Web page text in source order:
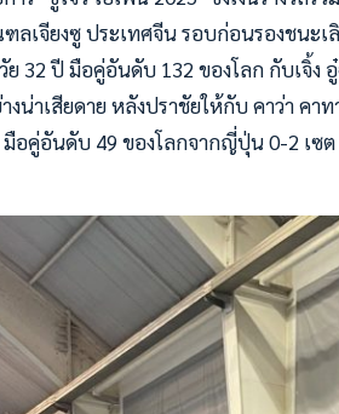
ลเจียงซู ประเทศจีน รอบก่อนรองชนะ
32 ปี มือคู่อันดับ 132 ของโลก กับเจิ้ง
น่าเสียดาย หลังปราชัยให้กับ คาว่า คา
อคู่อันดับ 49 ของโลกจากญี่ปุ่น 0-2 เซ